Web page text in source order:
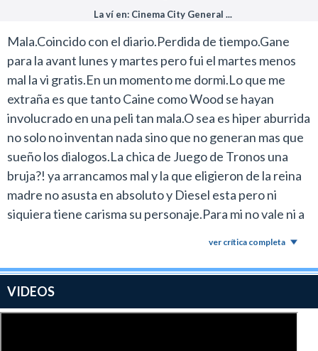
La ví en: Cinema City General ...
Mala.Coincido con el diario.Perdida de tiempo.Gane
para la avant lunes y martes pero fui el martes menos
mal la vi gratis.En un momento me dormi.Lo que me
extraña es que tanto Caine como Wood se hayan
involucrado en una peli tan mala.O sea es hiper aburrida
no solo no inventan nada sino que no generan mas que
sueño los dialogos.La chica de Juego de Tronos una
bruja?! ya arrancamos mal y la que eligieron de la reina
madre no asusta en absoluto y Diesel esta pero ni
siquiera tiene carisma su personaje.Para mi no vale ni a
ver crítica completa
VIDEOS